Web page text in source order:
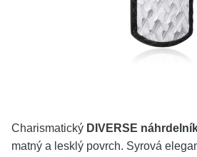
Charismatický DIVERSE
matný a lesklý povrch. Syrová